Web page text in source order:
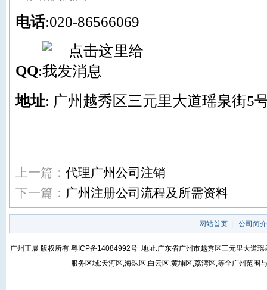
电话:020-86566069
QQ:
地址: 广州越秀区三元里大道瑶泉街5
上一篇： 代理广州公司注销
下一篇： 广州注册公司流程及所需资料
网站首页 公司简介
广州正展 版权所有 粤ICP备14084992号 地址:广东省广州市越秀区三元里大道
服务区域:天河区,海珠区,白云区,黄埔区,荔湾区,等全广州范围与